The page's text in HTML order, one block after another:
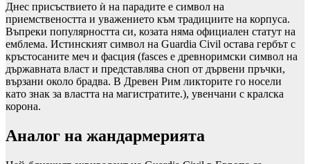
Днес присъствието ѝ на парадите е символ на
приемствеността и уважението към традициите на корпуса.
Въпреки популярността си, козата няма официален статут на
емблема. Истинският символ на Guardia Civil остава гербът с
кръстосаните меч и фасция (fasces е древноримски символ на
държавната власт и представлява сноп от дървени пръчки,
вързани около брадва. В Древен Рим ликторите го носели
като знак за властта на магистратите.), увенчани с кралска
корона.
Аналог на жандармерията